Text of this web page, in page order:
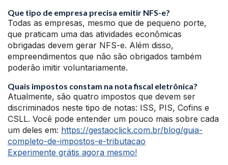
Que tipo de empresa precisa emitir NFS-e?
Todas as empresas, mesmo que de pequeno porte,
que praticam uma das atividades econômicas
obrigadas devem gerar NFS-e. Além disso,
empreendimentos que não são obrigados também
poderão imitir voluntariamente.
Quais impostos constam na nota fiscal eletrônica?
Atualmente, são quatro impostos que devem ser
discriminados neste tipo de notas: ISS, PIS, Cofins e
CSLL. Você pode entender um pouco mais sobre cada
um deles em: https://gestaoclick.com.br/blog/guia-
completo-de-impostos-e-tributacao
Experimente grátis agora mesmo!